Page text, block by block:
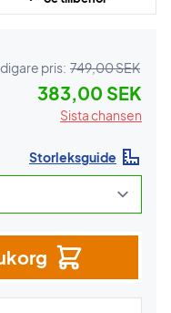
pris: 749,00 SEK
383,00 SEK
Sista chansen
Storleksguide